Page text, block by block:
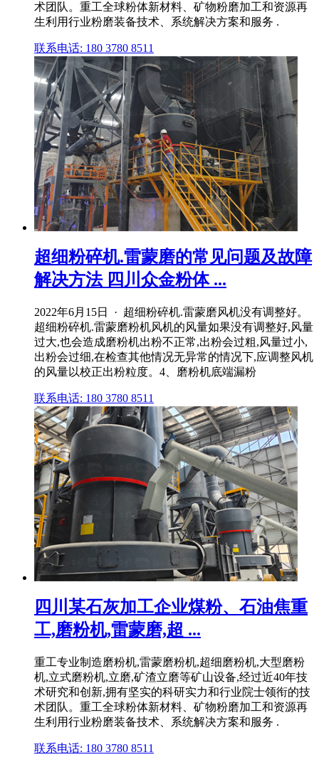
术团队。重工全球粉体新材料、矿物粉磨加工和资源再
生利用行业粉磨装备技术、系统解决方案和服务 .
联系电话: 180 3780 8511
超细粉碎机.雷蒙磨的常见问题及故障
解决方法 四川众金粉体 ...
2022年6月15日 · 超细粉碎机.雷蒙磨风机没有调整好。
超细粉碎机.雷蒙磨粉机风机的风量如果没有调整好,风量
过大,也会造成磨粉机出粉不正常,出粉会过粗,风量过小,
出粉会过细,在检查其他情况无异常的情况下,应调整风机
的风量以校正出粉粒度。4、磨粉机底端漏粉
联系电话: 180 3780 8511
四川某石灰加工企业煤粉、石油焦重
工,磨粉机,雷蒙磨,超 ...
重工专业制造磨粉机,雷蒙磨粉机,超细磨粉机,大型磨粉
机,立式磨粉机,立磨,矿渣立磨等矿山设备,经过近40年技
术研究和创新,拥有坚实的科研实力和行业院士领衔的技
术团队。重工全球粉体新材料、矿物粉磨加工和资源再
生利用行业粉磨装备技术、系统解决方案和服务 .
联系电话: 180 3780 8511